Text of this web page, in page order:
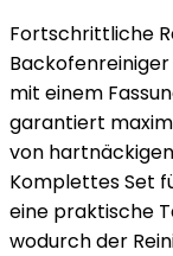
Fortschrittliche
mit einem
garantiert
von
Komplettes Set
eine praktische
wodurch der